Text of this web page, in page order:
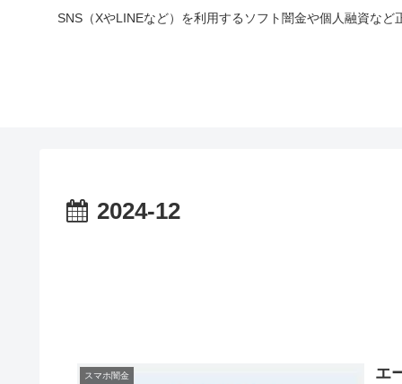
SNS（XやLINEなど）を利用するソフト闇金や個人融資な
2024-12
スマホ闇金
エ